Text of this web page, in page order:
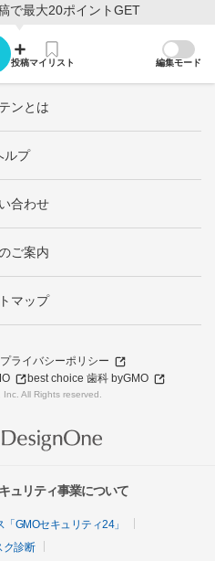
で最大20ポイントGET
投稿マイリスト 編集モード
ンとは
ルプ
合わせ
ご案内
マップ
プライバシーポリシー
best choice 歯科 byGMO
All Rights reserved.
ュリティ事業について
GMOセキュリティ24」
ク診断